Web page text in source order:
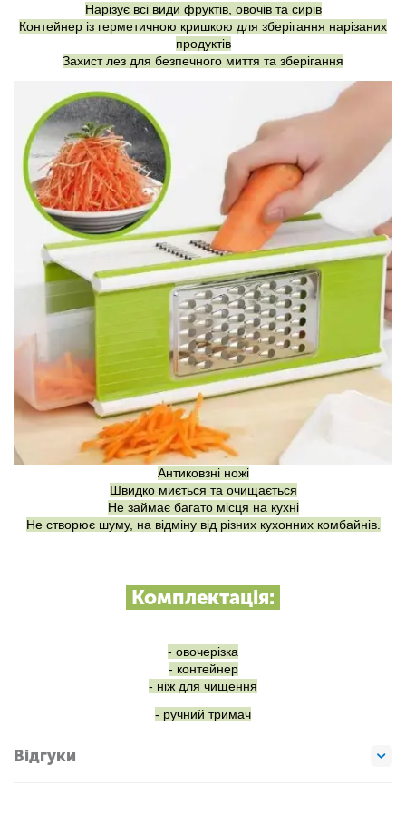
Нарізує всі види фруктів, овочів та сирів
Контейнер із герметичною кришкою для зберігання нарізаних
продуктів
Захист лез для безпечного миття та зберігання
Антиковзні ножі
Швидко миється та очищається
Не займає багато місця на кухні
Не створює шуму, на відміну від різних кухонних комбайнів.
Комплектація:
- овочерізка
- контейнер
- ніж для чищення
- ручний тримач
Відгуки